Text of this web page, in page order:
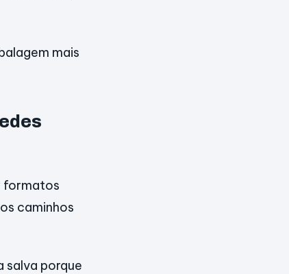
mais
formatos
caminhos
salva porque